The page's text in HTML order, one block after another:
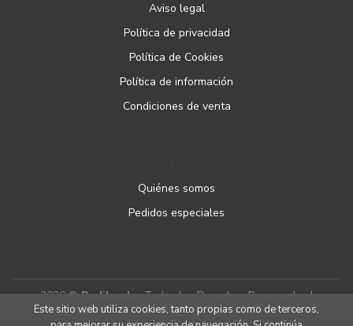
Aviso legal
Política de privacidad
Política de Cookies
Política de información
Condiciones de venta
Quiénes somos
Pedidos especiales
2026 ©Podibooks. Todos los Derechos Reservados |
Podiprint
Este sitio web utiliza cookies, tanto propias como de terceros,